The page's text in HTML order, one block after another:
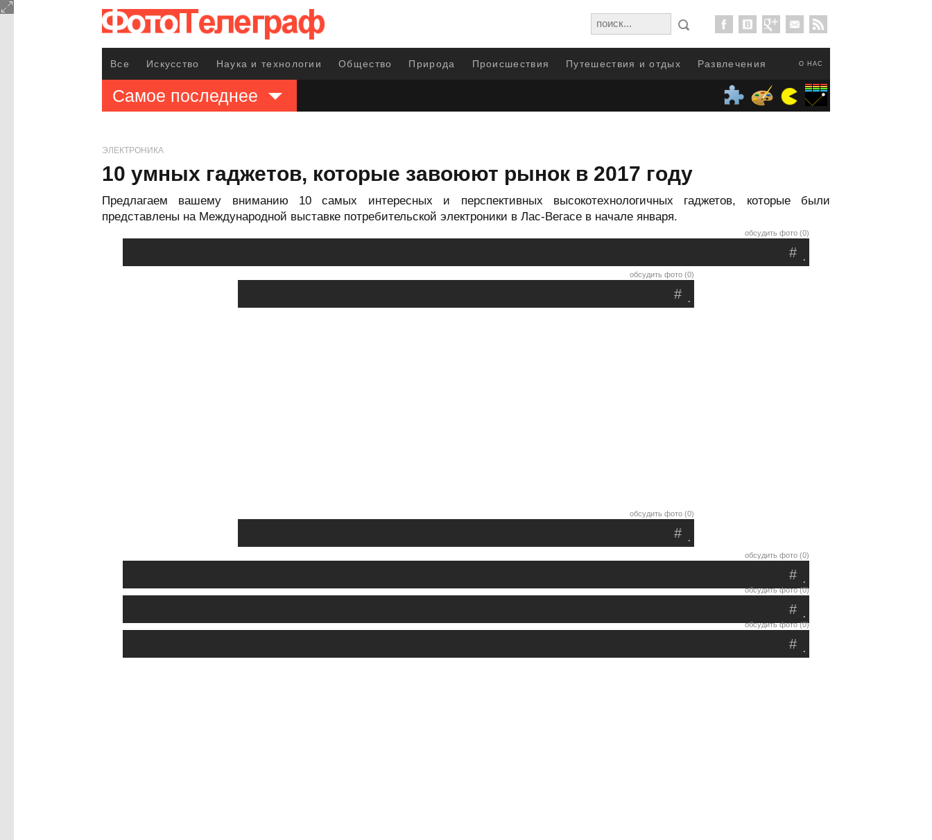
О НАС
Все Искусство Наука и технологии Общество Природа Происшествия Путешествия и отдых Развлечения
Самое последнее
ЭЛЕКТРОНИКА
10 умных гаджетов, которые завоюют рынок в 2017 году
Предлагаем вашему вниманию 10 самых интересных и перспективных высокотехнологичных гаджетов, которые были
представлены на Международной выставке потребительской электроники в Лас-Вегасе в начале января.
обсудить фото (0)
.
#
обсудить фото (0)
.
#
обсудить фото (0)
.
#
обсудить фото (0)
.
#
обсудить фото (0)
.
#
обсудить фото (0)
.
#